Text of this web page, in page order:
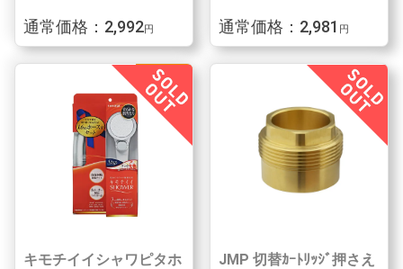
通常価格：2,992円 通常価格：2,981 円
キモチイイシャワピタホ
JMP 切替ｶｰﾄﾘｯｼﾞ押さえ